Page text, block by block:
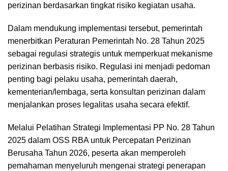
perizinan berdasarkan tingkat risiko kegiatan usaha.
Dalam mendukung implementasi tersebut, pemerintah
menerbitkan Peraturan Pemerintah No. 28 Tahun 2025
sebagai regulasi strategis untuk memperkuat mekanisme
perizinan berbasis risiko. Regulasi ini menjadi pedoman
penting bagi pelaku usaha, pemerintah daerah,
kementerian/lembaga, serta konsultan perizinan dalam
menjalankan proses legalitas usaha secara efektif.
Melalui Pelatihan Strategi Implementasi PP No. 28 Tahun
2025 dalam OSS RBA untuk Percepatan Perizinan
Berusaha Tahun 2026, peserta akan memperoleh
pemahaman menyeluruh mengenai strategi penerapan